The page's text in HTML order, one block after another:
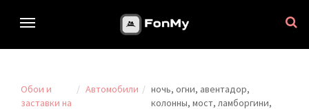
Обои и
заставки на
Автомобили
ночь, огни, авентадор,
колонны, мост, ламборгини,